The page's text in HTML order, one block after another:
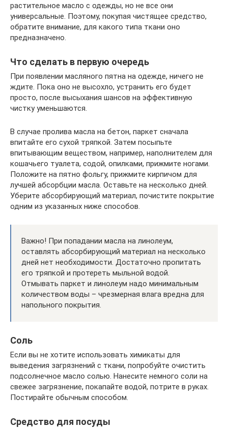
растительное масло с одежды, но не все они
универсальные. Поэтому, покупая чистящее средство,
обратите внимание, для какого типа ткани оно
предназначено.
Что сделать в первую очередь
При появлении масляного пятна на одежде, ничего не
ждите. Пока оно не высохло, устранить его будет
просто, после высыхания шансов на эффективную
чистку уменьшаются.
В случае пролива масла на бетон, паркет сначала
впитайте его сухой тряпкой. Затем посыпьте
впитывающим веществом, например, наполнителем для
кошачьего туалета, содой, опилками, прижмите ногами.
Положите на пятно фольгу, прижмите кирпичом для
лучшей абсорбции масла. Оставьте на несколько дней.
Уберите абсорбирующий материал, почистите покрытие
одним из указанных ниже способов.
Важно! При попадании масла на линолеум,
оставлять абсорбирующий материал на несколько
дней нет необходимости. Достаточно пропитать
его тряпкой и протереть мыльной водой.
Отмывать паркет и линолеум надо минимальным
количеством воды – чрезмерная влага вредна для
напольного покрытия.
Соль
Если вы не хотите использовать химикаты для
выведения загрязнений с ткани, попробуйте очистить
подсолнечное масло солью. Нанесите немного соли на
свежее загрязнение, покапайте водой, потрите в руках.
Постирайте обычным способом.
Средство для посуды